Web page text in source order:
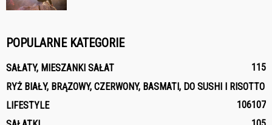
POPULARNE KATEGORIE
SAŁATY, MIESZANKI SAŁAT
115
RYŻ BIAŁY, BRĄZOWY, CZERWONY, BASMATI, DO SUSHI I RISOTTO
107
LIFESTYLE
106